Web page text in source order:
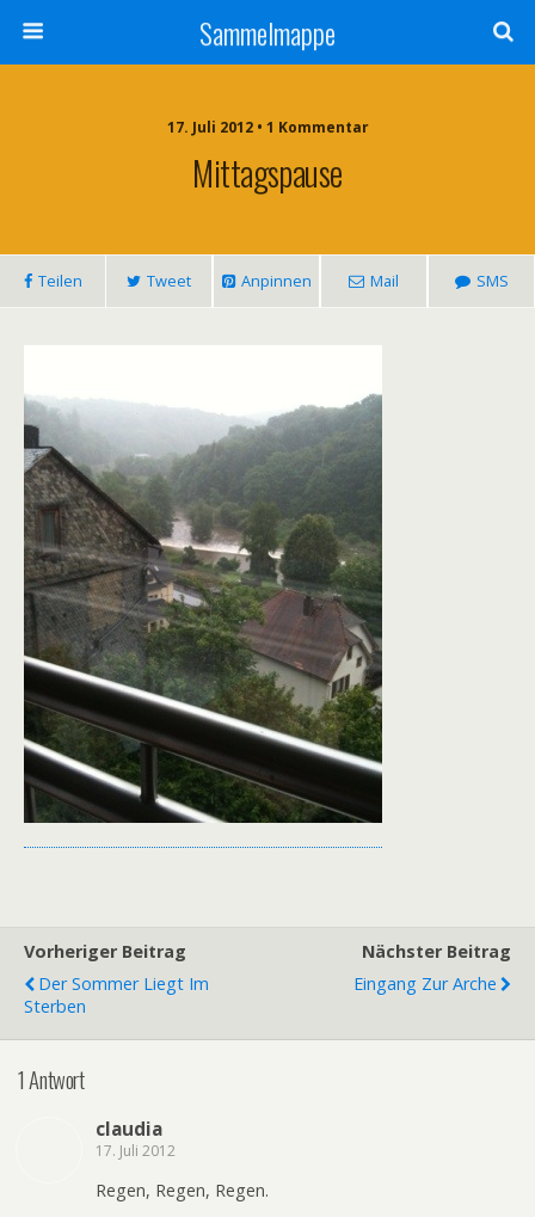
Sammelmappe
17. Juli 2012 • 1 Kommentar
Mittagspause
Teilen Tweet Anpinnen Mail SMS
Vorheriger Beitrag
Der Sommer Liegt Im
Sterben
Nächster Beitrag
Eingang Zur Arche
1 Antwort
claudia
17. Juli 2012
Regen, Regen, Regen.